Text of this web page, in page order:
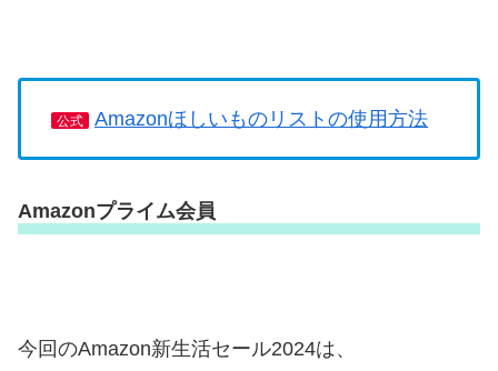
公式 Amazonほしいものリストの使用方法
Amazonプライム会員
今回のAmazon新生活セール2024は、